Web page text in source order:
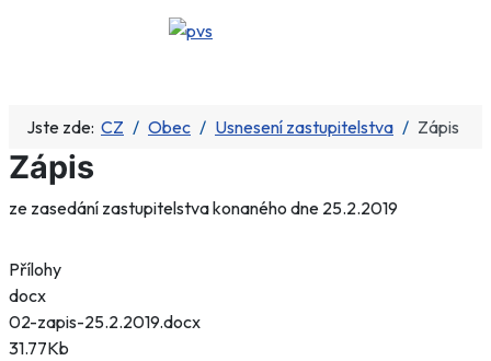
Jste zde: CZ Obec Usnesení zastupitelstva Zápis
Zápis
ze zasedání zastupitelstva konaného dne 25.2.2019
Přílohy
docx
02-zapis-25.2.2019.docx
31.77Kb